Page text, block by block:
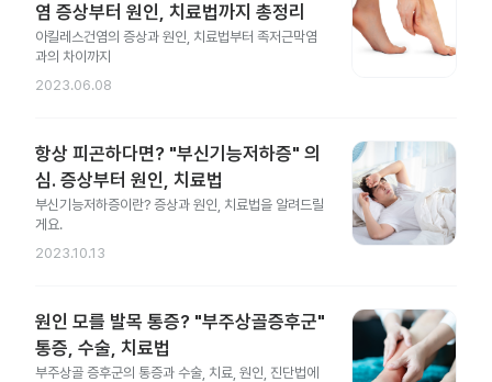
염 증상부터 원인, 치료법까지 총정리
아킬레스건염의 증상과 원인, 치료법부터 족저근막염
과의 차이까지
2023.06.08
항상 피곤하다면? "부신기능저하증" 의
심. 증상부터 원인, 치료법
부신기능저하증이란? 증상과 원인, 치료법을 알려드릴
게요.
2023.10.13
원인 모를 발목 통증? "부주상골증후군"
통증, 수술, 치료법
부주상골 증후군의 통증과 수술, 치료, 원인, 진단법에